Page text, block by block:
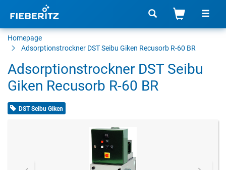
Homepage
Adsorptionstrockner DST Seibu Giken Recusorb R-60 BR
Adsorptionstrockner DST Seibu
Giken Recusorb R-60 BR
DST Seibu Giken